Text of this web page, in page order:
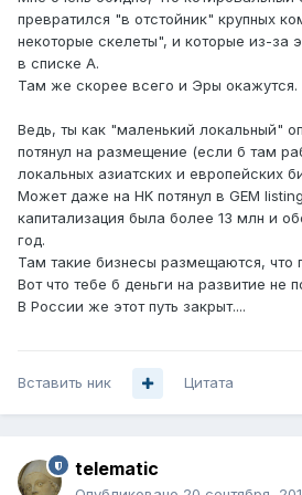
превратился "в отстойник" крупных
некоторые скелеты", и которые из-за
в списке А.
Там же скорее всего и Эры окажутся.
Ведь, ты как "маленький локальный"
потянул на размещение (если б там
локальных азиатских и европейских
Может даже на HK потянул в GEM
капитализация была более 13 млн и
год.
Там такие бизнесы размещаются, что
Вот что тебе б деньги на развитие не
В России же этот путь закрыт....
Вставить ник Цитата
telematic